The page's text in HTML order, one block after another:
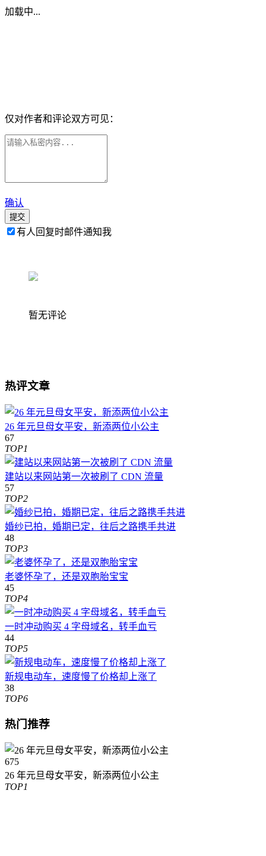
加载中...
仅对作者和评论双方可见：
确认
提交
有人回复时邮件通知我
暂无评论
热评文章
26 年元旦母女平安，新添两位小公主
67
TOP1
建站以来网站第一次被刷了 CDN 流量
57
TOP2
婚纱已拍，婚期已定，往后之路携手共进
48
TOP3
老婆怀孕了，还是双胞胎宝宝
45
TOP4
一时冲动购买 4 字母域名，转手血亏
44
TOP5
新规电动车，速度慢了价格却上涨了
38
TOP6
热门推荐
675
26 年元旦母女平安，新添两位小公主
TOP1